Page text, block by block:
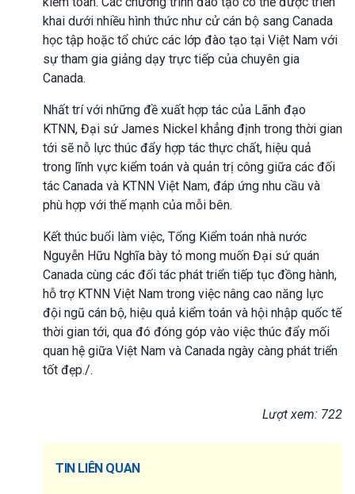
khai dưới nhiều hình thức như cử cán bộ sang Canada
học tập hoặc tổ chức các lớp đào tạo tại Việt Nam với
sự tham gia giảng dạy trực tiếp của chuyên gia
Canada.
Nhất trí với những đề xuất hợp tác của Lãnh đạo
KTNN, Đại sứ James Nickel khẳng định trong thời gian
tới sẽ nỗ lực thúc đẩy hợp tác thực chất, hiệu quả
trong lĩnh vực kiểm toán và quản trị công giữa các đối
tác Canada và KTNN Việt Nam, đáp ứng nhu cầu và
phù hợp với thế mạnh của mỗi bên.
Kết thúc buổi làm việc, Tổng Kiểm toán nhà nước
Nguyễn Hữu Nghĩa bày tỏ mong muốn Đại sứ quán
Canada cùng các đối tác phát triển tiếp tục đồng hành,
hỗ trợ KTNN Việt Nam trong việc nâng cao năng lực
đội ngũ cán bộ, hiệu quả kiểm toán và hội nhập quốc tế
thời gian tới, qua đó đóng góp vào việc thúc đẩy mối
quan hệ giữa Việt Nam và Canada ngày càng phát triển
tốt đẹp./.
Lượt xem: 722
TIN LIÊN QUAN